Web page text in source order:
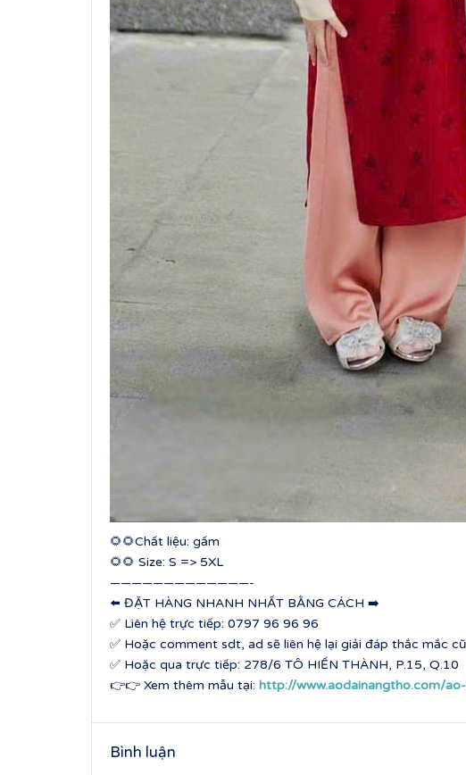
🌻🌻Chất liệu: gấm
🌻🌻 Size: S => 5XL
—————————————-
⬅️ ĐẶT HÀNG NHANH NHẤT BẰNG CÁCH ➡️
✅ Liên hệ trực tiếp: 0797 96 96 96
✅ Hoặc comment sdt, ad sẽ liên hệ lại giải đáp thắc mắc
✅ Hoặc qua trực tiếp: 278/6 TÔ HIẾN THÀNH, P.15, Q.10
👉👉 Xem thêm mẫu tại: http://www.aodainangtho.com/
Bình luận